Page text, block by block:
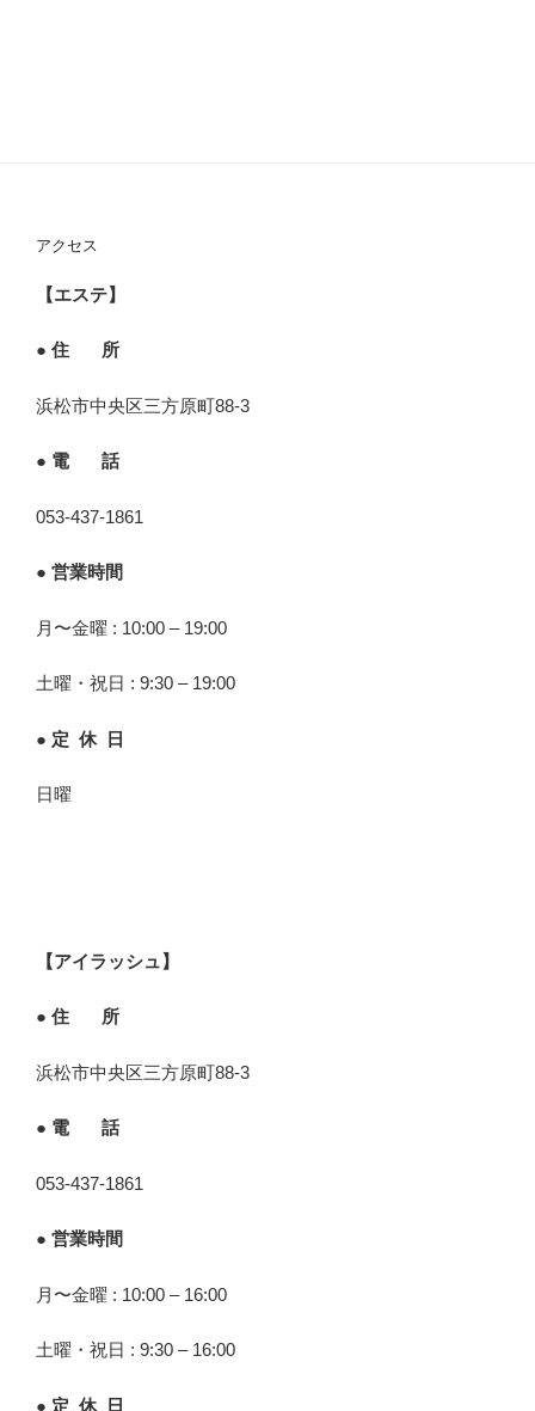
アクセス
【エステ】
● 住 所
浜松市中央区三方原町88-3
● 電 話
053-437-1861
● 営業時間
月〜金曜 : 10:00 – 19:00
土曜・祝日 : 9:30 – 19:00
● 定 休 日
日曜
【アイラッシュ】
● 住 所
浜松市中央区三方原町88-3
● 電 話
053-437-1861
● 営業時間
月〜金曜 : 10:00 – 16:00
土曜・祝日 : 9:30 – 16:00
● 定 休 日